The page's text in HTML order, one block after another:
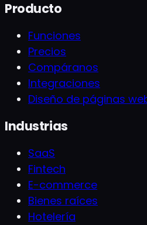
Producto
Funciones
Precios
Compáranos
Integraciones
Diseño de páginas
Industrias
SaaS
Fintech
E-commerce
Bienes raíces
Hotelería